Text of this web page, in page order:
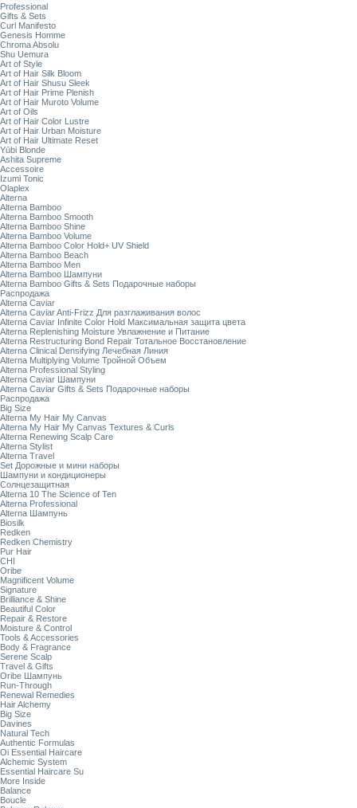
Professional
Gifts & Sets
Curl Manifesto
Genesis Homme
Chroma Absolu
Shu Uemura
Art of Style
Art of Hair Silk Bloom
Art of Hair Shusu Sleek
Art of Hair Prime Plenish
Art of Hair Muroto Volume
Art of Oils
Art of Hair Color Lustre
Art of Hair Urban Moisture
Art of Hair Ultimate Reset
Yūbi Blonde
Ashita Supreme
Accessoire
Izumi Tonic
Olaplex
Alterna
Alterna Bamboo
Alterna Bamboo Smooth
Alterna Bamboo Shine
Alterna Bamboo Volume
Alterna Bamboo Color Hold+ UV Shield
Alterna Bamboo Beach
Alterna Bamboo Men
Alterna Bamboo Шампуни
Alterna Bamboo Gifts & Sets Подарочные наборы
Распродажа
Alterna Caviar
Alterna Caviar Anti-Frizz Для разглаживания волос
Alterna Caviar Infinite Color Hold Максимальная защита цвета
Alterna Replenishing Moisture Увлажнение и Питание
Alterna Restructuring Bond Repair Тотальное Восстановление
Alterna Clinical Densifying Лечебная Линия
Alterna Multiplying Volume Тройной Объем
Alterna Professional Styling
Alterna Caviar Шампуни
Alterna Caviar Gifts & Sets Подарочные наборы
Распродажа
Big Size
Alterna My Hair My Canvas
Alterna My Hair My Canvas Textures & Curls
Alterna Renewing Scalp Care
Alterna Stylist
Alterna Travel
Set Дорожные и мини наборы
Шампуни и кондиционеры
Солнцезащитная
Alterna 10 The Science of Ten
Alterna Professional
Alterna Шампунь
Biosilk
Redken
Redken Chemistry
Pur Hair
CHI
Oribe
Magnificent Volume
Signature
Brilliance & Shine
Beautiful Color
Repair & Restore
Moisture & Control
Tools & Accessories
Body & Fragrance
Serene Scalp
Travel & Gifts
Oribe Шампунь
Run-Through
Renewal Remedies
Hair Alchemy
Big Size
Davines
Natural Tech
Authentic Formulas
Oi Essential Haircare
Alchemic System
Essential Haircare Su
More Inside
Balance
Boucle